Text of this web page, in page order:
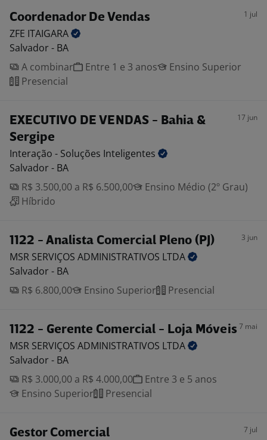
Coordenador De Vendas 1 jul
ZFE ITAIGARA
Salvador - BA
A combinar
Entre 1 e 3 anos
Ensino Superior
Presencial
EXECUTIVO DE VENDAS - Bahia &
Sergipe
17 jun
Interação - Soluções Inteligentes
Salvador - BA
R$ 3.500,00 a R$ 6.500,00
Ensino Médio (2º Grau)
Híbrido
1122 - Analista Comercial Pleno (PJ) 3 jun
MSR SERVIÇOS ADMINISTRATIVOS LTDA
Salvador - BA
R$ 6.800,00
Ensino Superior Presencial
1122 - Gerente Comercial - Loja Móveis 7 mai
MSR SERVIÇOS ADMINISTRATIVOS LTDA
Salvador - BA
R$ 3.000,00 a R$ 4.000,00
Entre 3 e 5 anos
Ensino Superior
Presencial
Gestor Comercial 7 jul